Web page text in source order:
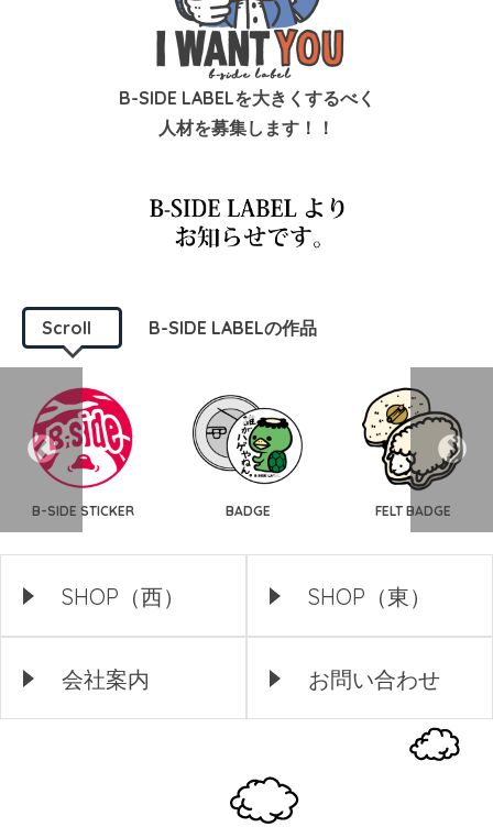
B-SIDE LABELを大きくするべく
人材を募集します！！
Scroll B-SIDE LABELの作品
B-SIDE STICKER BADGE FELT BADGE
SHOP（西） SHOP（東）
会社案内 お問い合わせ